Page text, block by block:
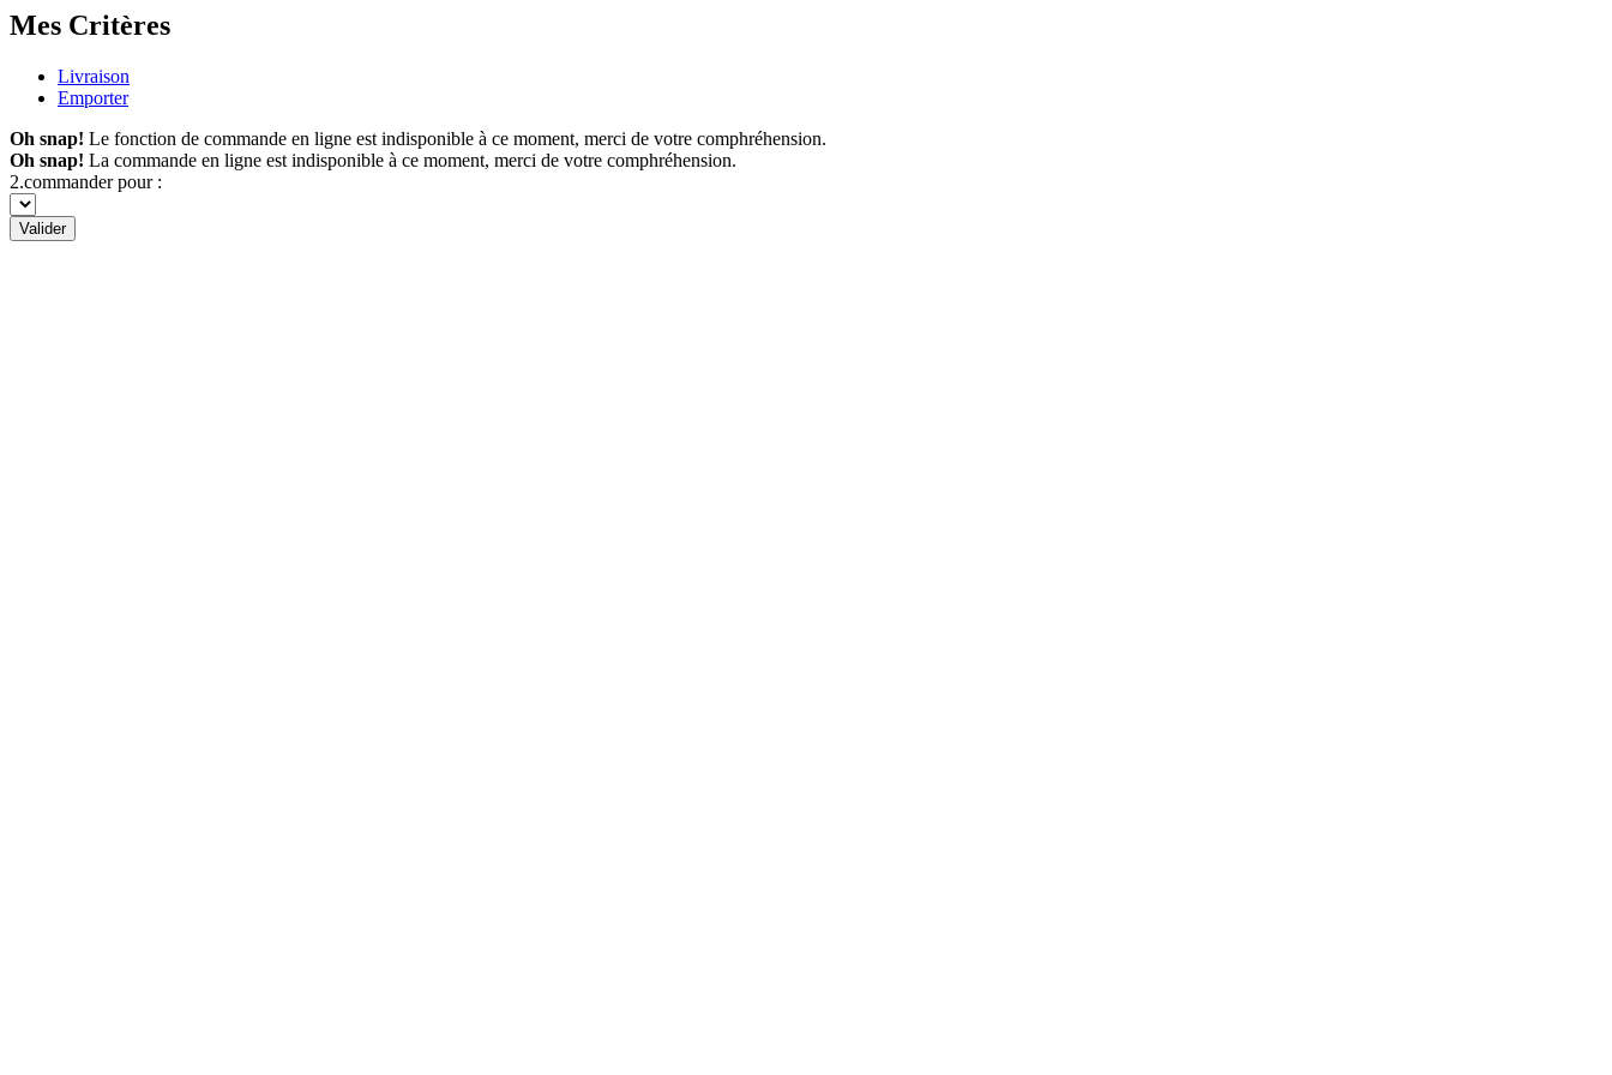
Mes Critères
Livraison
Emporter
Oh snap! Le fonction de commande en ligne est indisponible à ce moment, merci de votre comphréhension.
Oh snap! La commande en ligne est indisponible à ce moment, merci de votre comphréhension.
2.commander pour :
Valider